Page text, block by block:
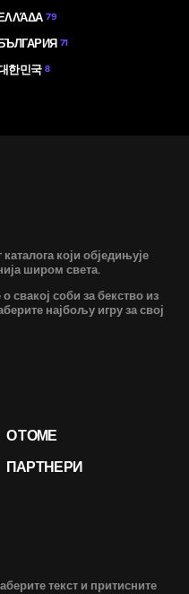
79
71
한민국 8
који обједињује
широм света.
свакој соби за бекство из
најбољу игру за свој
О ТОМЕ
ПАРТНЕРИ
текст и притисните